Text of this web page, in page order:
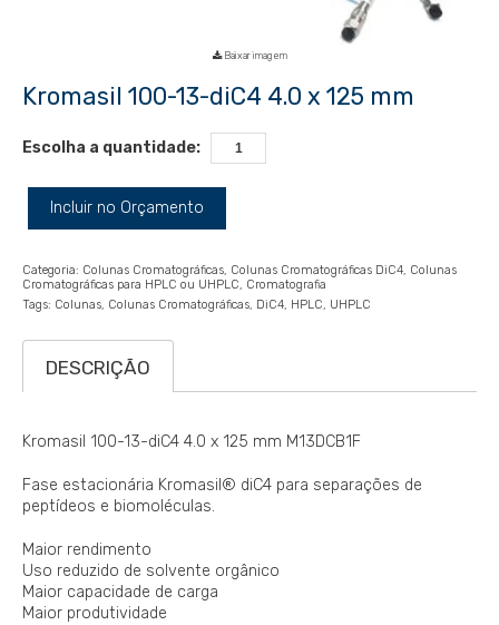
Baixar imagem
Kromasil 100-13-diC4 4.0 x 125 mm
Escolha a quantidade:
Incluir no Orçamento
Categoria: Colunas Cromatográficas Colunas Cromatográficas DiC4 Colunas
Cromatográficas para HPLC ou UHPLC
Cromatografia
Tags: Colunas Colunas Cromatográficas DiC4 HPLC UHPLC
DESCRIÇÃO
Kromasil 100-13-diC4 4.0 x 125 mm M13DCB1F
Fase estacionária Kromasil® diC4 para separações de
peptídeos e biomoléculas.
Maior rendimento
Uso reduzido de solvente orgânico
Maior capacidade de carga
Maior produtividade